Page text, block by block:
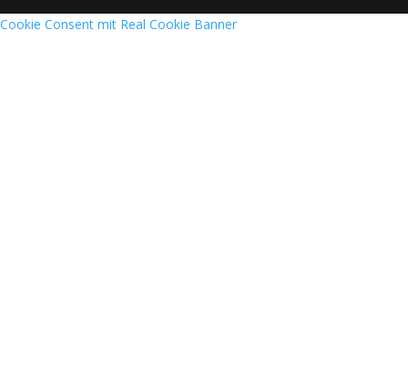
Cookie Consent mit Real Cookie Banner